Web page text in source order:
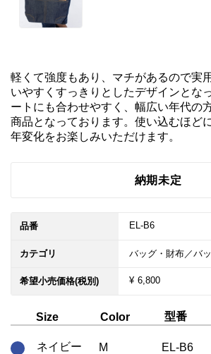
軽くて強度もあり、マチがあるので実
いやすくすっきりとしたデザインとな
ートにも合わせやすく、幅広い年代の
商品となっております。使い込むほど
納期未定
品番 EL-B6
カテゴリ バッグ・財布／バ
希望小売価格(税別) ¥ 6,800
Size Color 型番
ネイビー M EL-B6